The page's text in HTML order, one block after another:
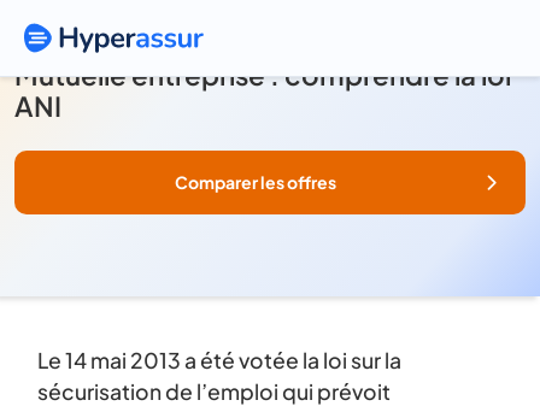
Mutuelle entreprise : comprendre la loi
ANI
Comparer les offres
Le 14 mai 2013 a été votée la loi sur la
sécurisation de l’emploi qui prévoit